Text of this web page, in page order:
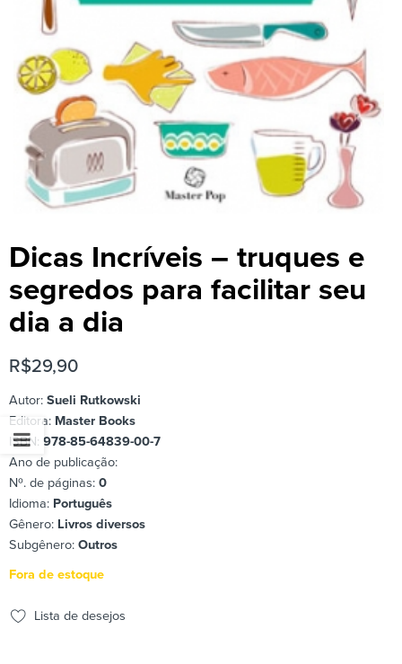
Dicas Incríveis – truques e
segredos para facilitar seu
dia a dia
R$29,90
Autor: Sueli Rutkowski
Editora: Master Books
ISBN: 978-85-64839-00-7
Ano de publicação:
Nº. de páginas: 0
Idioma: Português
Gênero: Livros diversos
Subgênero: Outros
Fora de estoque
Lista de desejos